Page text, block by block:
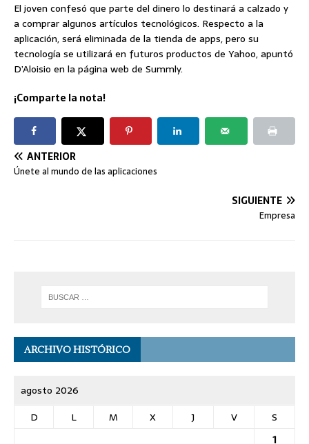
El joven confesó que parte del dinero lo destinará a calzado y
a comprar algunos artículos tecnológicos. Respecto a la
aplicación, será eliminada de la tienda de apps, pero su
tecnología se utilizará en futuros productos de Yahoo, apuntó
D’Aloisio en la página web de Summly.
¡Comparte la nota!
ANTERIOR
Únete al mundo de las aplicaciones
SIGUIENTE
Empresa
ARCHIVO HISTÓRICO
agosto 2026
D
L M X J V
S
1